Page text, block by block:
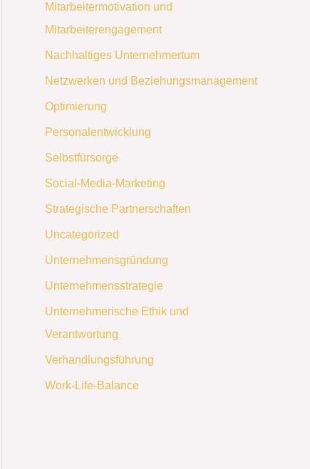
Mitarbeitermotivation und
Mitarbeiterengagement
Nachhaltiges Unternehmertum
Netzwerken und Beziehungsmanagement
Optimierung
Personalentwicklung
Selbstfürsorge
Social-Media-Marketing
Strategische Partnerschaften
Uncategorized
Unternehmensgründung
Unternehmensstrategie
Unternehmerische Ethik und
Verantwortung
Verhandlungsführung
Work-Life-Balance